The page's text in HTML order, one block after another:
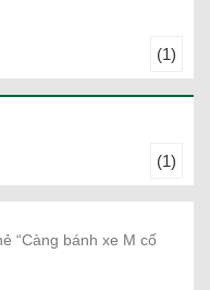
(1)
(1)
“Càng bánh xe M cố